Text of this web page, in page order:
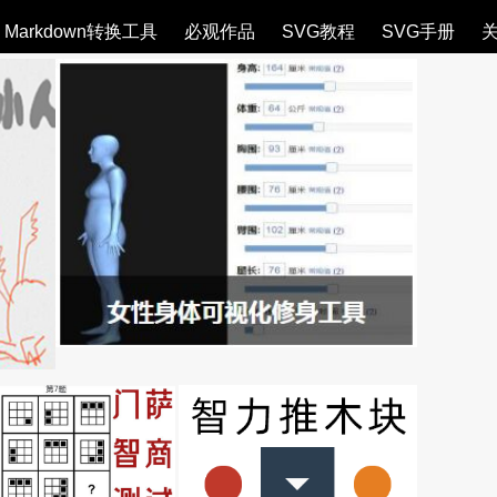
Markdown转换工具 必观作品 SVG教程 SVG手册